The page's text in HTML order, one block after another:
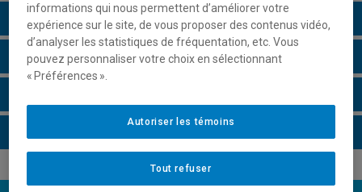
Description du cours
Horaire - Été 2026
informations qui nous permettent d’améliorer votre
expérience sur le site, de vous proposer des contenus vidéo,
d’analyser les statistiques de fréquentation, etc. Vous
pouvez personnaliser votre choix en sélectionnant
« Préférences ».
Tout refuser
Autoriser les témoins